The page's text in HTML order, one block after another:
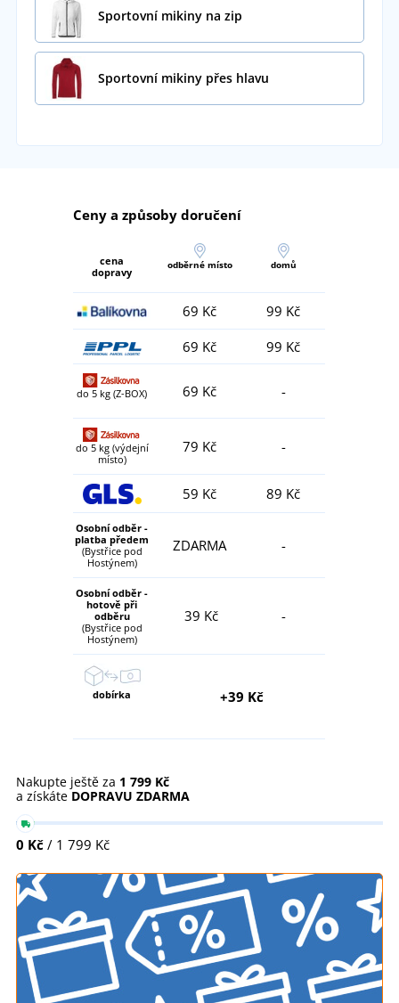
Sportovní mikiny na zip
Sportovní mikiny přes hlavu
Ceny a způsoby doručení
cena
dopravy
odběrné místo domů
69 Kč
99 Kč
69 Kč
99 Kč
do 5 kg (Z-BOX) 69 Kč -
do 5 kg (výdejní
místo)
79 Kč -
59 Kč 89 Kč
Osobní odběr -
platba předem
(Bystřice pod
Hostýnem)
ZDARMA -
Osobní odběr -
hotově při
odběru
(Bystřice pod
Hostýnem)
39 Kč -
dobírka +39 Kč
Nakupte ještě za 1 799 Kč
a získáte DOPRAVU ZDARMA
0 Kč / 1 799 Kč